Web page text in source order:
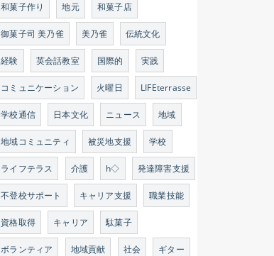
和菓子作り 地元 和菓子店
御菓子司 美乃雀 美乃雀 伝統文化
経験 英会話教室 国際的 実践
コミュニケーション 火曜日 LIFEterrasse
学校通信 日本文化 ニュース 地域
地域コミュニティ 被災地支援 学校
ライフテラス 介護 h◇ 発達障害支援
不登校サポート キャリア支援 職業技能
資格取得 キャリア 駄菓子
ボランティア 地域貢献 社会 ギター